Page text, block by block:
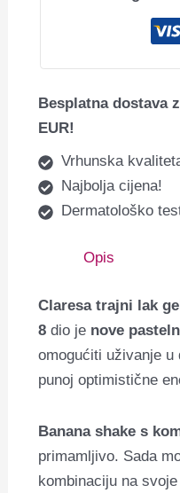
Besplatna dostava
EUR!
Vrhunska
Najbolja cijena!
Dermatološko
Opis
Claresa trajni lak
8dio je nove
omogućiti uživanje
punoj optimistične
Banana shake s
primamljivo. Sada
kombinaciju na